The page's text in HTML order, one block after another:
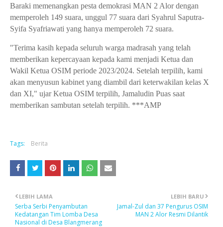
Baraki memenangkan pesta demokrasi MAN 2 Alor dengan
memperoleh 149 suara, unggul 77 suara dari Syahrul Saputra-
Syifa Syafriawati yang hanya memperoleh 72 suara.
"Terima kasih kepada seluruh warga madrasah yang telah
memberikan kepercayaan kepada kami menjadi Ketua dan
Wakil Ketua OSIM periode 2023/2024. Setelah terpilih, kami
akan menyusun kabinet yang diambil dari keterwakilan kelas X
dan XI," ujar Ketua OSIM terpilih, Jamaludin Puas saat
memberikan sambutan setelah terpilih. ***AMP
Tags: Berita
LEBIH BARU
Jamal-Zul dan 37 Pengurus OSIM
MAN 2 Alor Resmi Dilantik
LEBIH LAMA
Serba Serbi Penyambutan
Kedatangan Tim Lomba Desa
Nasional di Desa Blangmerang